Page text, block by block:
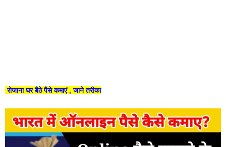
रोजाना घर बैठे पैसे कमाएं , जाने तरीका